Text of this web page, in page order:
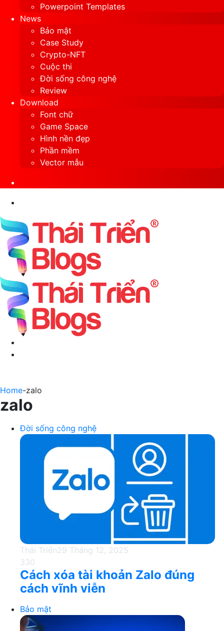
Powerpoint Templates
News
Bảo mật
Case Study
Crypto-NFT
Cuộc thi
Đời sống công nghệ
Review
Download
Font chữ
Game Space
Hình nền đẹp
Phần mềm
Vector mẫu
Home-zalo
zalo
Đời sống công nghệ
Thái Triển29 Tháng 12, 2025
330
Cách xóa tài khoản Zalo đúng
cách vĩnh viễn
Bảo mật